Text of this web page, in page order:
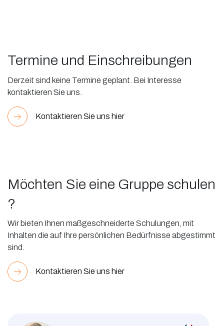
Termine und Einschreibungen
Derzeit sind keine Termine geplant. Bei Interesse
kontaktieren Sie uns.
Kontaktieren Sie uns hier
Möchten Sie eine Gruppe schulen
?
Wir bieten Ihnen maßgeschneiderte Schulungen, mit
Inhalten die auf Ihre persönlichen Bedürfnisse abgestimmt
sind.
Kontaktieren Sie uns hier